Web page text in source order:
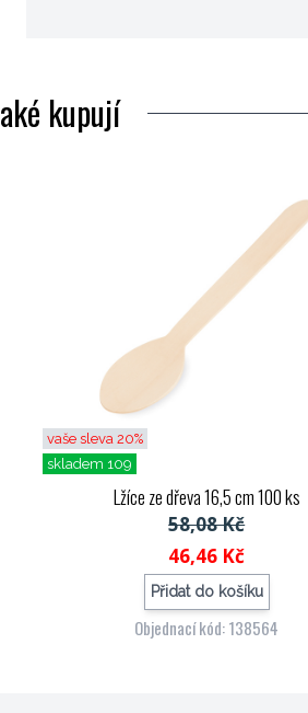
kupují
vaše sleva 20%
skladem 109
Lžíce ze dřeva 16,5 cm 100 ks
58,08 Kč
46,46 Kč
Přidat do košíku
Objednací kód: 138564